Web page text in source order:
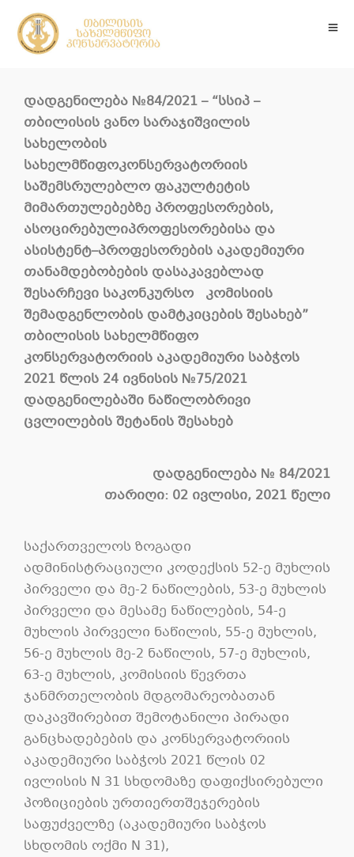
დადგენილება №84/2021 – “სსიპ –
თბილისის ვანო სარაჯიშვილის
სახელობის
სახელმწიფოკონსერვატორიის
საშემსრულებლო ფაკულტეტის
მიმართულებებზე პროფესორების,
ასოცირებულიპროფესორებისა და
ასისტენტ–პროფესორების აკადემიური
თანამდებობების დასაკავებლად
შესარჩევი საკონკურსო კომისიის
შემადგენლობის დამტკიცების შესახებ”
თბილისის სახელმწიფო
კონსერვატორიის აკადემიური საბჭოს
2021 წლის 24 ივნისის №75/2021
დადგენილებაში ნაწილობრივი
ცვლილების შეტანის შესახებ
დადგენილება № 84/2021
თარიღი: 02 ივლისი, 2021 წელი
საქართველოს ზოგადი
ადმინისტრაციული კოდექსის 52-ე მუხლის
პირველი და მე-2 ნაწილების, 53-ე მუხლის
პირველი და მესამე ნაწილების, 54-ე
მუხლის პირველი ნაწილის, 55-ე მუხლის,
56-ე მუხლის მე-2 ნაწილის, 57-ე მუხლის,
63-ე მუხლის, კომისიის წევრთა
ჯანმრთელობის მდგომარეობათან
დაკავშირებით შემოტანილი პირადი
განცხადებების და კონსერვატორიის
აკადემიური საბჭოს 2021 წლის 02
ივლისის N 31 სხდომაზე დაფიქსირებული
პოზიციების ურთიერთშეჯერების
საფუძველზე (აკადემიური საბჭოს
სხდომის ოქმი N 31),